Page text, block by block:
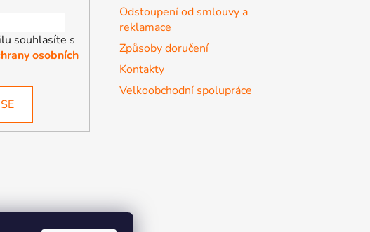
souhlasíte s
osobních
Odstoupení od smlouvy a
reklamace
Způsoby doručení
Kontakty
Velkoobchodní spolupráce